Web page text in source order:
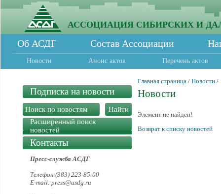
АССОЦИАЦИЯ СИБИРСКИХ И
Об АСДГ Состав Ассоциации
Новости Анонс актов Перечень актов
Подписка на новости
Расширенный поиск
новостей
Контакты
Пресс-служба АСДГ
Телефон:(383) 223-85-00
E-mail: press@asdg.ru
Главная страница / Новости /
Новости
Элемент не найден!
Возврат к списку новостей